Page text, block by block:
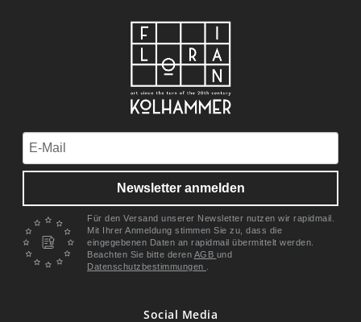
Newsletter anmelden
Für den Versand unserer Newsletter nutzen wir rapidmail.
Mit Ihrer Anmeldung stimmen Sie zu, dass die
eingegebenen Daten an rapidmail übermittelt werden.
Beachten Sie bitte deren AGB und
Datenschutzbestimmungen
Social Media